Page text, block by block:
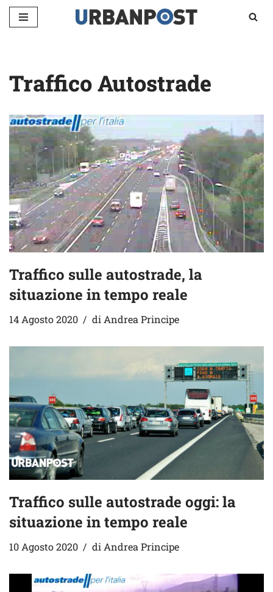
Traffico Autostrade
Traffico sulle autostrade, la
situazione in tempo reale
14 Agosto 2020 di Andrea Principe
Traffico sulle autostrade oggi: la
situazione in tempo reale
10 Agosto 2020 diAndrea Principe